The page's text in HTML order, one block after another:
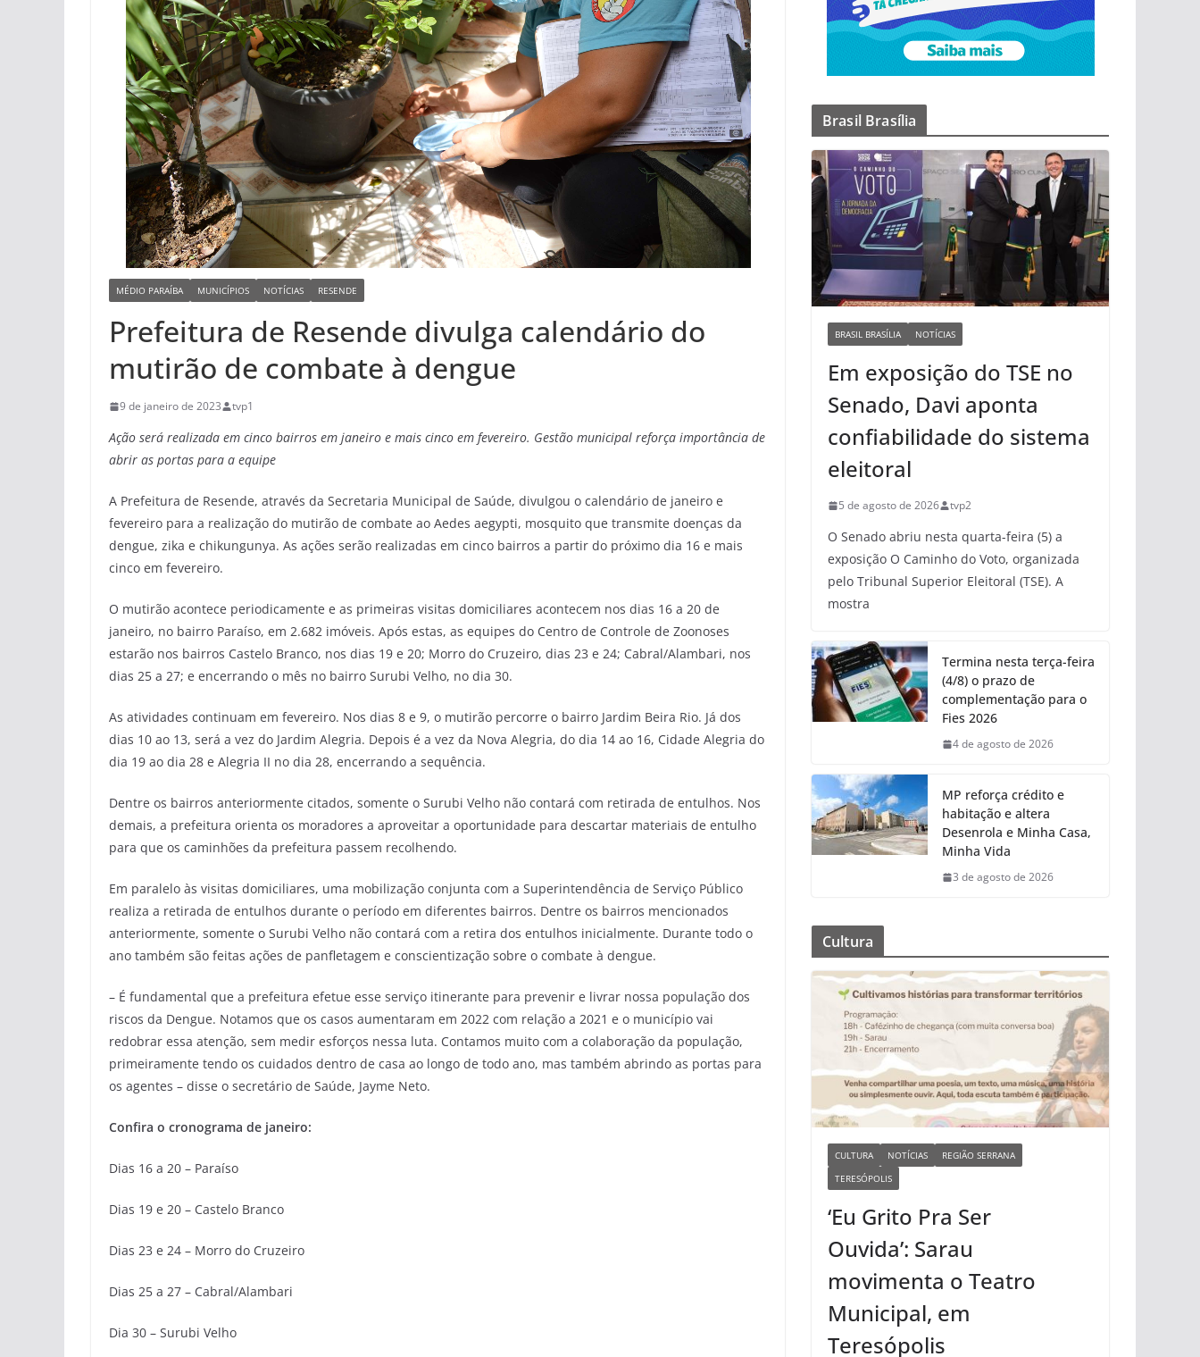
MÉDIO PARAÍBA MUNICÍPIOS NOTÍCIAS RESENDE
Prefeitura de Resende divulga calendário do
mutirão de combate à dengue
9 de janeiro de 2023 tvp1
Ação será realizada em cinco bairros em janeiro e mais cinco em fevereiro. Gestão municipal reforça importância de
abrir as portas para a equipe
A Prefeitura de Resende, através da Secretaria Municipal de Saúde, divulgou o calendário de janeiro e
fevereiro para a realização do mutirão de combate ao Aedes aegypti, mosquito que transmite doenças da
dengue, zika e chikungunya. As ações serão realizadas em cinco bairros a partir do próximo dia 16 e mais
cinco em fevereiro.
O mutirão acontece periodicamente e as primeiras visitas domiciliares acontecem nos dias 16 a 20 de
janeiro, no bairro Paraíso, em 2.682 imóveis. Após estas, as equipes do Centro de Controle de Zoonoses
estarão nos bairros Castelo Branco, nos dias 19 e 20; Morro do Cruzeiro, dias 23 e 24; Cabral/Alambari, nos
dias 25 a 27; e encerrando o mês no bairro Surubi Velho, no dia 30.
As atividades continuam em fevereiro. Nos dias 8 e 9, o mutirão percorre o bairro Jardim Beira Rio. Já dos
dias 10 ao 13, será a vez do Jardim Alegria. Depois é a vez da Nova Alegria, do dia 14 ao 16, Cidade Alegria do
dia 19 ao dia 28 e Alegria II no dia 28, encerrando a sequência.
Dentre os bairros anteriormente citados, somente o Surubi Velho não contará com retirada de entulhos. Nos
demais, a prefeitura orienta os moradores a aproveitar a oportunidade para descartar materiais de entulho
para que os caminhões da prefeitura passem recolhendo.
Em paralelo às visitas domiciliares, uma mobilização conjunta com a Superintendência de Serviço Público
realiza a retirada de entulhos durante o período em diferentes bairros. Dentre os bairros mencionados
anteriormente, somente o Surubi Velho não contará com a retira dos entulhos inicialmente. Durante todo o
ano também são feitas ações de panfletagem e conscientização sobre o combate à dengue.
– É fundamental que a prefeitura efetue esse serviço itinerante para prevenir e livrar nossa população dos
riscos da Dengue. Notamos que os casos aumentaram em 2022 com relação a 2021 e o município vai
redobrar essa atenção, sem medir esforços nessa luta. Contamos muito com a colaboração da população,
primeiramente tendo os cuidados dentro de casa ao longo de todo ano, mas também abrindo as portas para
os agentes – disse o secretário de Saúde, Jayme Neto.
Confira o cronograma de janeiro:
Dias 16 a 20 – Paraíso
Dias 19 e 20 – Castelo Branco
Dias 23 e 24 – Morro do Cruzeiro
Dias 25 a 27 – Cabral/Alambari
Dia 30 – Surubi Velho
Brasil Brasília
BRASIL BRASÍLIA NOTÍCIAS
Em exposição do TSE no
Senado, Davi aponta
confiabilidade do sistema
eleitoral
5 de agosto de 2026 tvp2
O Senado abriu nesta quarta-feira (5) a
exposição O Caminho do Voto, organizada
pelo Tribunal Superior Eleitoral (TSE). A
mostra
Termina nesta terça-feira
(4/8) o prazo de
complementação para o
Fies 2026
4 de agosto de 2026
MP reforça crédito e
habitação e altera
Desenrola e Minha Casa,
Minha Vida
3 de agosto de 2026
Cultura
CULTURA NOTÍCIAS
REGIÃO SERRANA
TERESÓPOLIS
‘Eu Grito Pra Ser
Ouvida’: Sarau
movimenta o Teatro
Municipal, em
Teresópolis